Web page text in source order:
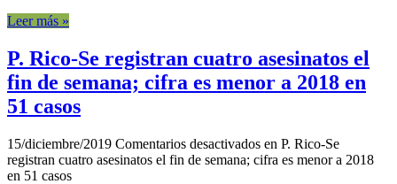
Leer más »
P. Rico-Se registran cuatro asesinatos el
fin de semana; cifra es menor a 2018 en
51 casos
15/diciembre/2019 Comentarios desactivados en P. Rico-Se
registran cuatro asesinatos el fin de semana; cifra es menor a 2018
en 51 casos